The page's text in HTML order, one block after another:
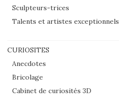
Sculpteurs-trices
Talents et artistes exceptionnels
CURIOSITES
Anecdotes
Bricolage
Cabinet de curiosités 3D